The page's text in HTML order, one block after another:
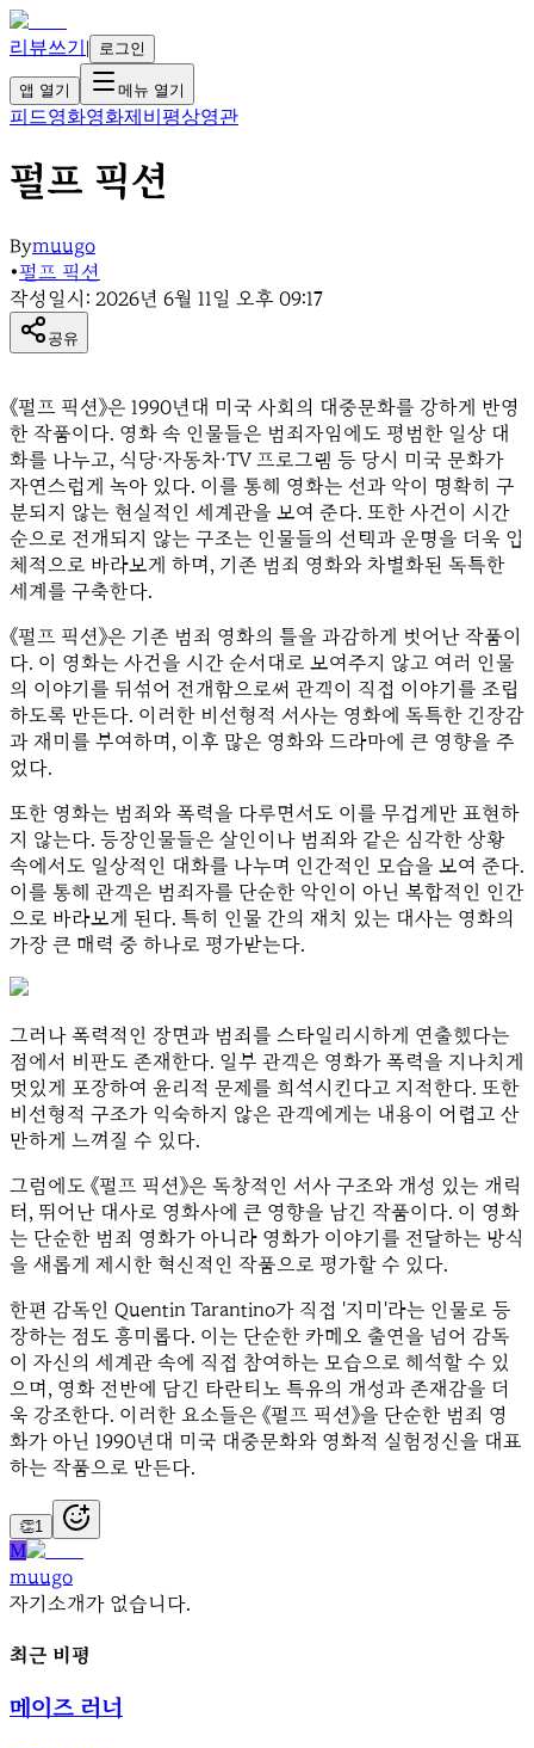
리뷰쓰기 | 로그인
앱 열기 메뉴 열기
피드영화영화제 비평상영관
펄프 픽션
Bymuugo
•펄프 픽션
작성일시: 2026년 6월 11일 오후 09:17
공유
《펄프 픽션》은 1990년대 미국 사회의 대중문화를 강하게 반영
한 작품이다. 영화 속 인물들은 범죄자임에도 평범한 일상 대
화를 나누고, 식당·자동차·TV 프로그램 등 당시 미국 문화가
자연스럽게 녹아 있다. 이를 통해 영화는 선과 악이 명확히 구
분되지 않는 현실적인 세계관을 보여 준다. 또한 사건이 시간
순으로 전개되지 않는 구조는 인물들의 선택과 운명을 더욱 입
체적으로 바라보게 하며, 기존 범죄 영화와 차별화된 독특한
세계를 구축한다.
《펄프 픽션》은 기존 범죄 영화의 틀을 과감하게 벗어난 작품이
다. 이 영화는 사건을 시간 순서대로 보여주지 않고 여러 인물
의 이야기를 뒤섞어 전개함으로써 관객이 직접 이야기를 조립
하도록 만든다. 이러한 비선형적 서사는 영화에 독특한 긴장감
과 재미를 부여하며, 이후 많은 영화와 드라마에 큰 영향을 주
었다.
또한 영화는 범죄와 폭력을 다루면서도 이를 무겁게만 표현하
지 않는다. 등장인물들은 살인이나 범죄와 같은 심각한 상황
속에서도 일상적인 대화를 나누며 인간적인 모습을 보여 준다.
이를 통해 관객은 범죄자를 단순한 악인이 아닌 복합적인 인간
으로 바라보게 된다. 특히 인물 간의 재치 있는 대사는 영화의
가장 큰 매력 중 하나로 평가받는다.
그러나 폭력적인 장면과 범죄를 스타일리시하게 연출했다는
점에서 비판도 존재한다. 일부 관객은 영화가 폭력을 지나치게
멋있게 포장하여 윤리적 문제를 희석시킨다고 지적한다. 또한
비선형적 구조가 익숙하지 않은 관객에게는 내용이 어렵고 산
만하게 느껴질 수 있다.
그럼에도 《펄프 픽션》은 독창적인 서사 구조와 개성 있는 캐릭
터, 뛰어난 대사로 영화사에 큰 영향을 남긴 작품이다. 이 영화
는 단순한 범죄 영화가 아니라 영화가 이야기를 전달하는 방식
을 새롭게 제시한 혁신적인 작품으로 평가할 수 있다.
한편 감독인 Quentin Tarantino가 직접 '지미'라는 인물로 등
장하는 점도 흥미롭다. 이는 단순한 카메오 출연을 넘어 감독
이 자신의 세계관 속에 직접 참여하는 모습으로 해석할 수 있
으며, 영화 전반에 담긴 타란티노 특유의 개성과 존재감을 더
욱 강조한다. 이러한 요소들은 《펄프 픽션》을 단순한 범죄 영
화가 아닌 1990년대 미국 대중문화와 영화적 실험정신을 대표
하는 작품으로 만든다.
👏1
M
muugo
자기소개가 없습니다.
최근 비평
메이즈 러너